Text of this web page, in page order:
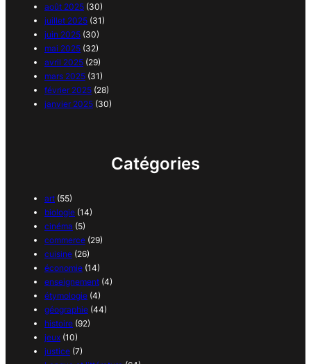
août 2025 (30)
juillet 2025 (31)
juin 2025 (30)
mai 2025 (32)
avril 2025 (29)
mars 2025 (31)
février 2025 (28)
janvier 2025 (30)
Catégories
art (55)
biologie (14)
cinéma (5)
commerce (29)
cuisine (26)
économie (14)
enseignement (4)
étymologie (4)
géographie (44)
histoire (92)
jeux (10)
justice (7)